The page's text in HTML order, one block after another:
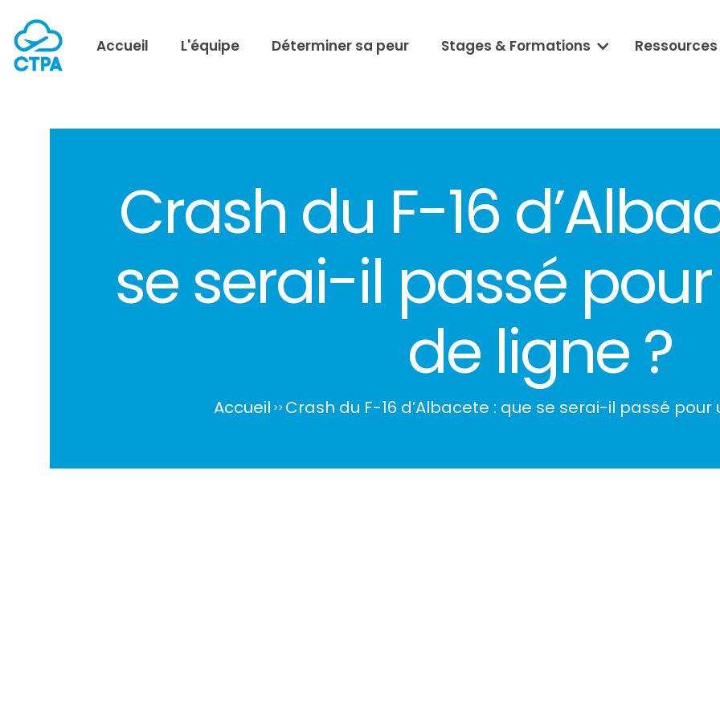
Accueil L'équipe Déterminer sa peur Stages & Formations Ressources
Crash du F-16
se serai-il passé
de ligne ?
Accueil >> Crash du F-16 d’Albacete : que se serai-il passé pour